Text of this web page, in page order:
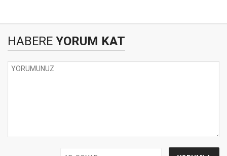
HABERE YORUM KAT